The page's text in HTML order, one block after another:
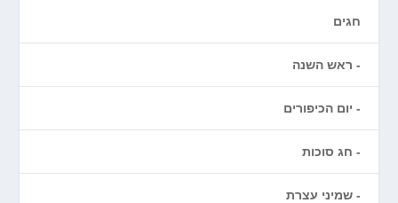
חגים
ראש השנה
יום הכיפורים
חג סוכות
שמיני עצרת